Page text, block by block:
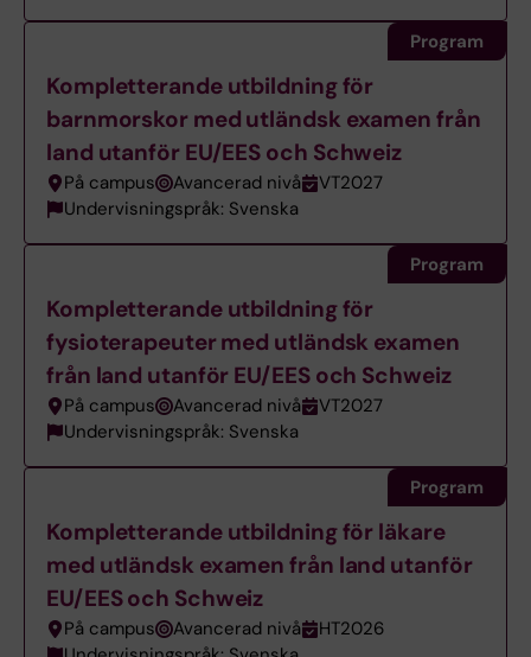
Kompletterande utbildning för
barnmorskor med utländsk examen från
land utanför EU/EES och Schweiz
På campus Avancerad nivå
VT2027
Undervisningspråk: Svenska
Program
Kompletterande utbildning för
fysioterapeuter med utländsk examen
från land utanför EU/EES och Schweiz
På campus Avancerad nivå
VT2027
Undervisningspråk: Svenska
Program
Kompletterande utbildning för läkare
med utländsk examen från land utanför
EU/EES och Schweiz
På campus Avancerad nivå
HT2026
Program